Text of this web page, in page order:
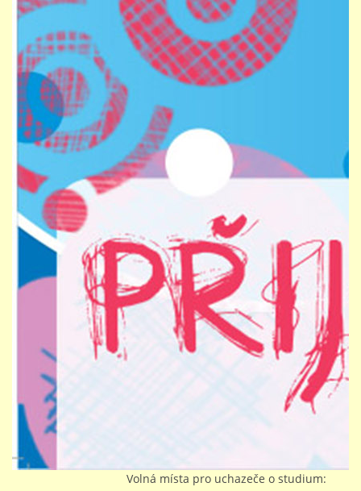
ZUŠ Pohořelice
Školní 462
Pohořelice
691 23
© 2026 eStránky.cz |Tisk
Volná místa pro uchazeče o studium: